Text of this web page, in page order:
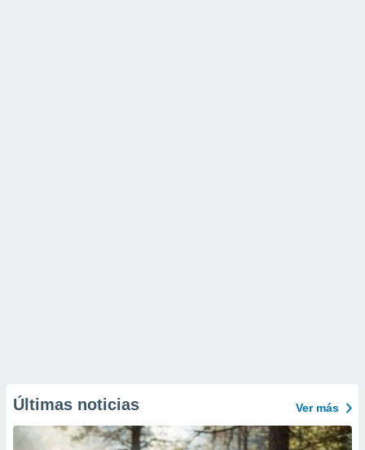
Últimas noticias Ver más